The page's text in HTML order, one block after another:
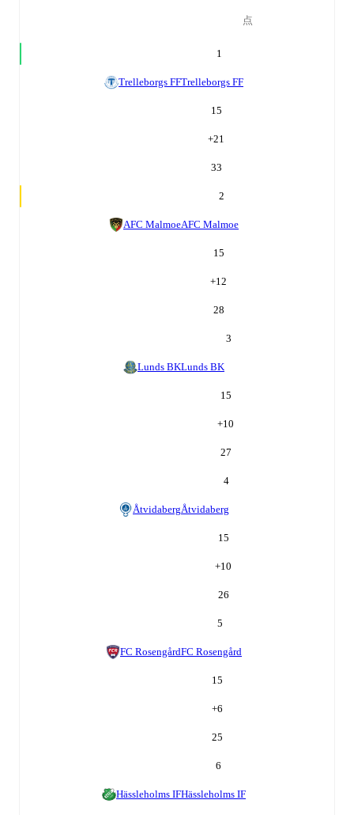
点
1
Trelleborgs FFTrelleborgs FF
15
+21
33
2
AFC MalmoeAFC Malmoe
15
+12
28
3
Lunds BKLunds BK
15
+10
27
4
ÅtvidabergÅtvidaberg
15
+10
26
5
FC RosengårdFC Rosengård
15
+6
25
6
Hässleholms IFHässleholms IF